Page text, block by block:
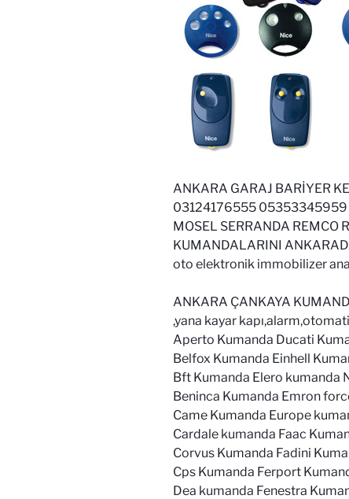
ANKARA GARAJ BARİYER
03124176555 05353345959
MOSEL SERRANDA REMCO
KUMANDALARINI
oto elektronik immobilizer
ANKARA ÇANKAYA
,yana kayar
Aperto Kumanda Ducati
Belfox Kumanda Einhell
Bft Kumanda Elero kumanda
Beninca Kumanda Emron
Came Kumanda Europe
Cardale kumanda Faac
Corvus Kumanda Fadini
Cps Kumanda Ferport
Dea kumanda Fenestra